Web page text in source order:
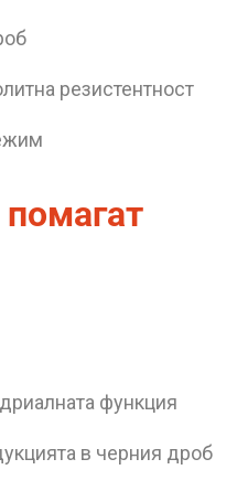
резистентност
функция
в черния дроб